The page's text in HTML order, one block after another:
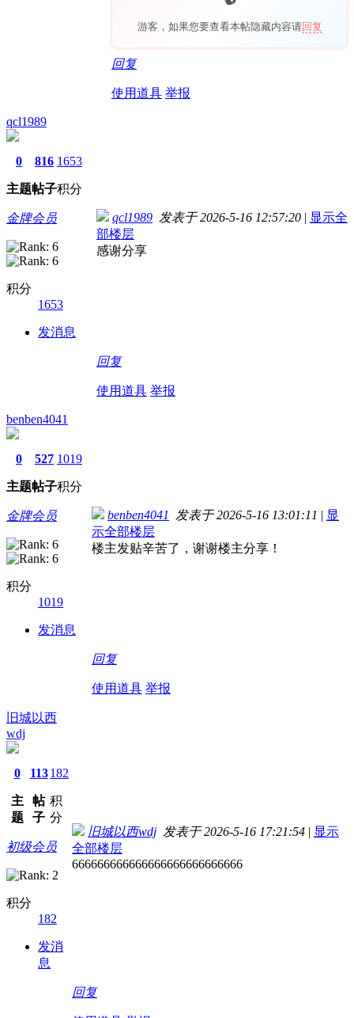
游客，如果您要查看本帖隐藏内容请回复
回复
使用道具 举报
qcl1989
0
主题
816
帖子
1653
积分
金牌会员
积分
1653
发消息
qcl1989 发表于 2026-5-16 12:57:20 | 显示全
部楼层
感谢分享
回复
使用道具 举报
benben4041
0
主题
527
帖子
1019
积分
金牌会员
积分
1019
发消息
benben4041 发表于 2026-5-16 13:01:11 | 显
示全部楼层
楼主发贴辛苦了，谢谢楼主分享！
回复
使用道具 举报
旧城以西
wdj
0
主
题
113
帖
子
182
积
分
初级会员
积分
182
发消
息
旧城以西wdj 发表于 2026-5-16 17:21:54 | 显示
全部楼层
666666666666666666666666666
回复